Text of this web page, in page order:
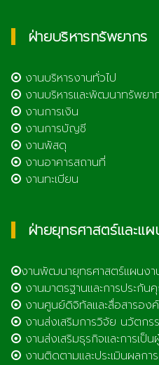
ฝ่ายบริหารทรัพยากร
งานบริหารงานทั่วไป
งานบริหารและพัฒนาทรัพยา
งานการเงิน
งานการบัญชี
งานพัสดุ
งานอาคารสถานที่
งานทะเบียน
ฝ่ายยุทธศาสตร์และแ
งานพัฒนายุทธศาสตร์แผนงา
งานมาตรฐานและการประกั
งานศูนย์ดิจิทัลและสื่อสารอง
งานส่งเสริมการวิจัย นวัตกร
งานส่งเสริมธุรกิจและการเป็
งานติดตามและประเมินผลกา